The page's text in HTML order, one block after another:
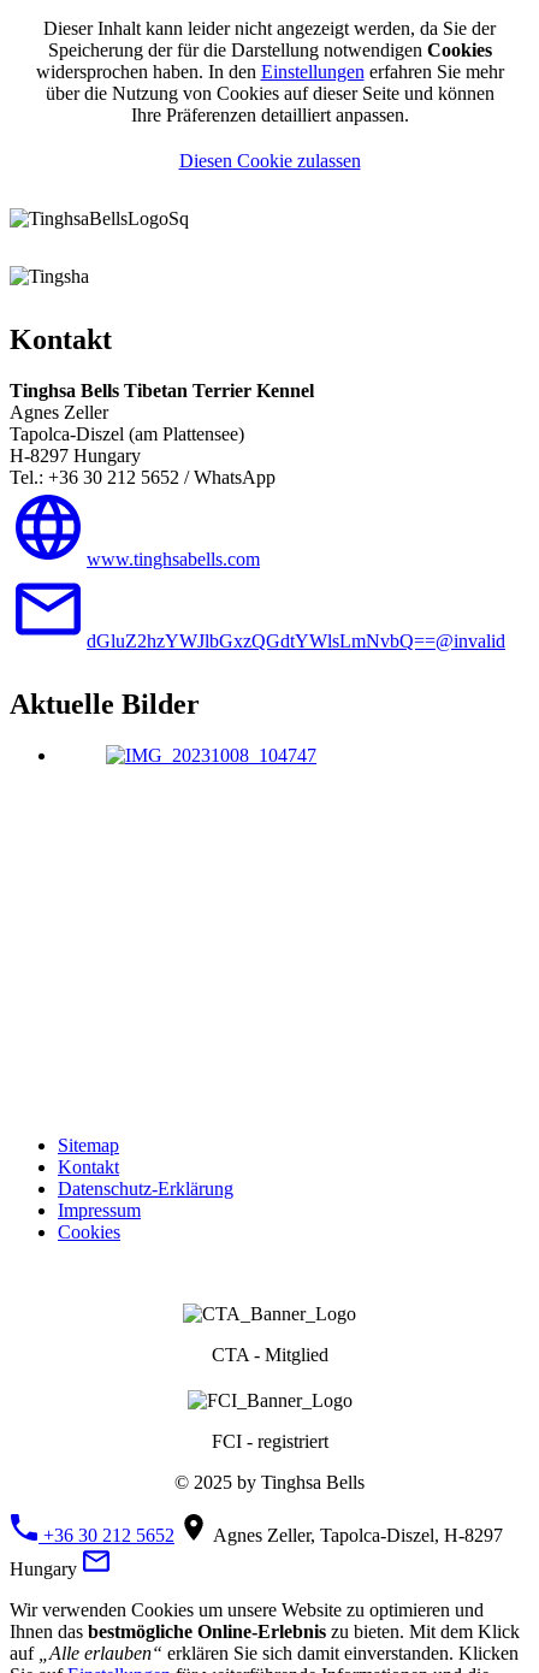
Dieser Inhalt kann leider nicht angezeigt werden, da Sie der
Speicherung der für die Darstellung notwendigen Cookies
widersprochen haben. In den Einstellungen erfahren Sie mehr
über die Nutzung von Cookies auf dieser Seite und können
Ihre Präferenzen detailliert anpassen.
Diesen Cookie zulassen
Kontakt
Tinghsa Bells Tibetan Terrier Kennel
Agnes Zeller
Tapolca-Diszel (am Plattensee)
H-8297 Hungary
Tel.: +36 30 212 5652 / WhatsApp
www.tinghsabells.com
dGluZ2hzYWJlbGxzQGdtYWlsLmNvbQ==@invalid
Aktuelle Bilder
Sitemap
Kontakt
Datenschutz-Erklärung
Impressum
Cookies
CTA - Mitglied
FCI - registriert
© 2025 by Tinghsa Bells
+36 30 212 5652
Agnes Zeller, Tapolca-Diszel, H-8297
Hungary
Wir verwenden Cookies um unsere Website zu optimieren und
Ihnen das bestmögliche Online-Erlebnis zu bieten. Mit dem Klick
auf
„Alle erlauben“ erklären Sie sich damit einverstanden. Klicken